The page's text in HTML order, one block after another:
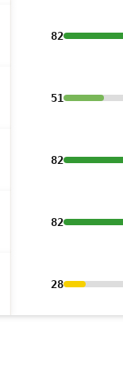
82
51
82
82
28